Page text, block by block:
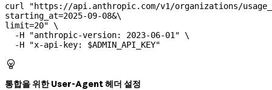
curl
"https://api.anthropic.com/v1/organizations/
starting_at=2025-09-08&\
limit=20" \
  -H
"anthropic-version: 2023-06-01" \
  -H
"x-api-key: $ADMIN_API_KEY"

통합을 위한 User-Agent 헤더 설정